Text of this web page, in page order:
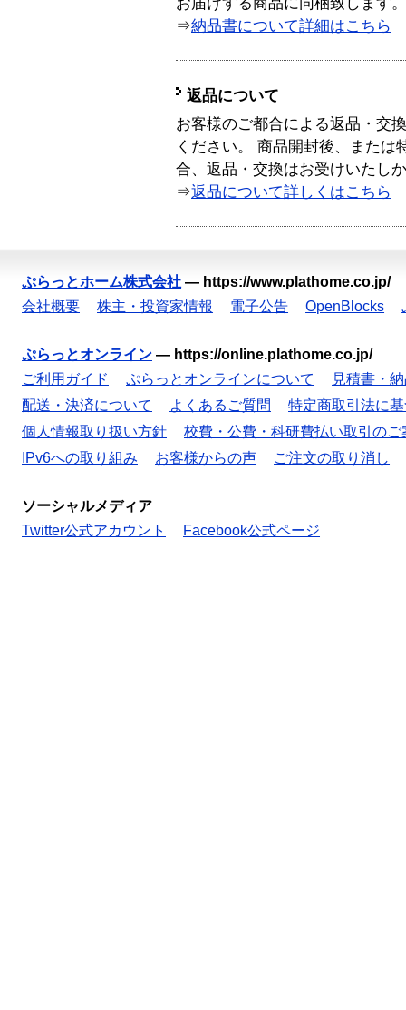
お届けする商品に同梱致します。
⇒納品書について詳細はこちら
返品について
お客様のご都合による返品・交
ください。 商品開封後、または
合、返品・交換はお受けいたし
⇒返品について詳しくはこちら
ぷらっとホーム株式会社 — https://www.plathome.co.jp/
会社概要
株主・投資家情報 電子公告 OpenBlocks
ぷらっとオンライン — https://online.plathome.co.jp/
ご利用ガイド
ぷらっとオンラインについて
見積書・
配送・決済について
よくあるご質問
特定商取引法に
個人情報取り扱い方針
校費・公費・科研費払い取引のご
IPv6への取り組み
お客様からの声 ご注文の取り消し
ソーシャルメディア
Twitter公式アカウント
Facebook公式ページ